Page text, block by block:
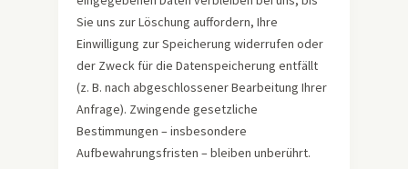
Sie uns zur Löschung auffordern, Ihre
Einwilligung zur Speicherung widerrufen oder
der Zweck für die Datenspeicherung entfällt
(z. B. nach abgeschlossener Bearbeitung Ihrer
Anfrage). Zwingende gesetzliche
Bestimmungen – insbesondere
Aufbewahrungsfristen – bleiben unberührt.